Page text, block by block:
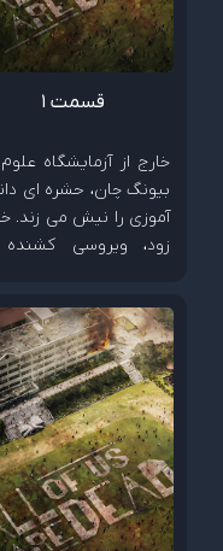
قسمت 1
خارج از آزمایشگاه
بیونگ چان، حشره ای
آموزی را نیش می زند.
زود، ویروسی کشنده